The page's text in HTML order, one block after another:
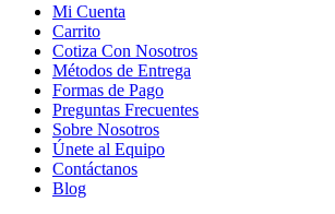
Mi Cuenta
Carrito
Cotiza Con Nosotros
Métodos de Entrega
Formas de Pago
Preguntas Frecuentes
Sobre Nosotros
Únete al Equipo
Contáctanos
Blog